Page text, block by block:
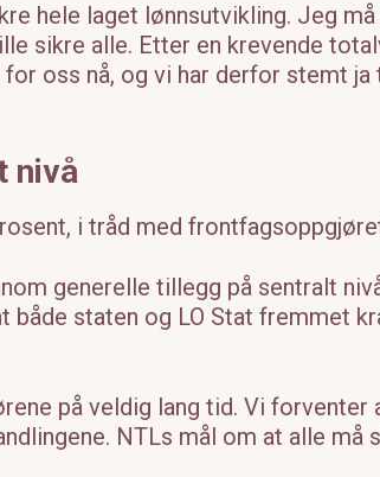
hele laget lønnsutvikling. Jeg
sikre alle. Etter en krevende
oss nå, og vi har derfor stemt
nivå
i tråd med
generelle tillegg på sentralt
staten og LO Stat fremmet
på veldig lang tid. Vi forventer
NTLs mål om at alle må